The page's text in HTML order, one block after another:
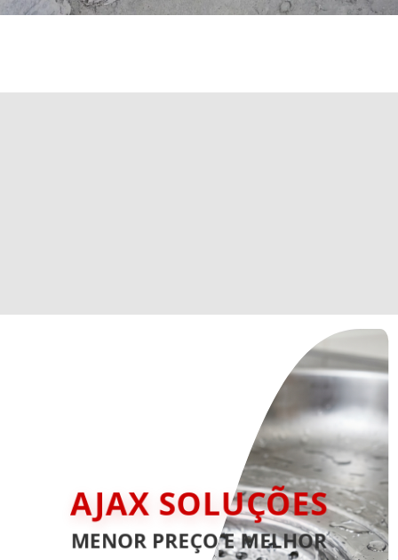
AJAX SOLUÇÕES
MENOR PREÇO E MELHOR